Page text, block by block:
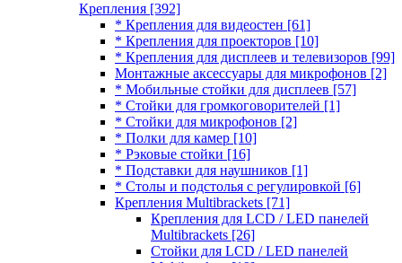
Крепления [392]
* Крепления для видеостен [61]
* Крепления для проекторов [10]
* Крепления для дисплеев и телевизоров [99]
Монтажные аксессуары для микрофонов [2]
* Мобильные стойки для дисплеев [57]
* Стойки для громкоговорителей [1]
* Стойки для микрофонов [2]
* Полки для камер [10]
* Рэковые стойки [16]
* Подставки для наушников [1]
* Столы и подстолья с регулировкой [6]
Крепления Multibrackets [71]
Крепления для LCD / LED панелей
Multibrackets [26]
Стойки для LCD / LED панелей